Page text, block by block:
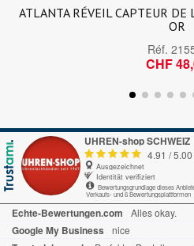
ATLANTA RÉVEIL CAPTEUR
OR
Réf.
CHF
UHREN-shop SCHWEIZ
4.91 /5.00
Ausgezeichnet
Identität verifiziert
Bewertungsgrundlage dieses
Verkaufs- und 6 Bewertungsplattformen
Echte-Bewertungen.com Alles okay.
Google My Business nice